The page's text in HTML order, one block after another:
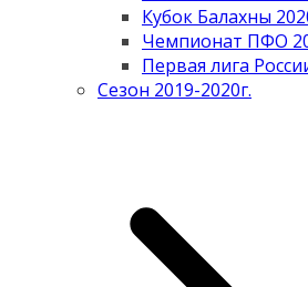
Кубок Балахны
Чемпионат ПФО
Первая лига
Сезон 2019-2020г.